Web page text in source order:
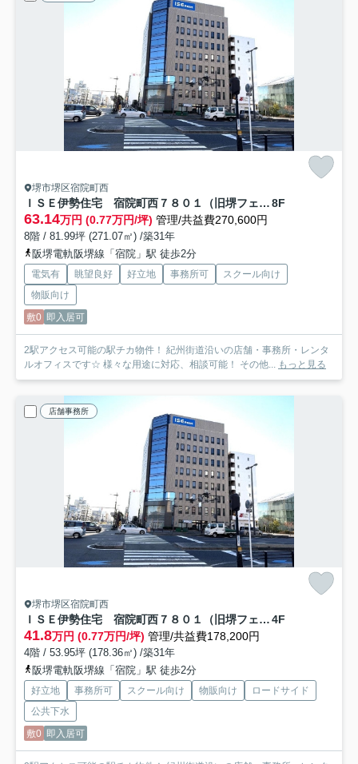
堺市堺区宿院町西
ＩＳＥ伊勢住宅 宿院町西７８０１（旧堺フェニックスビル） 8F
63.14万円 (0.77万円/坪) 管理/共益費270,600円
8階 / 81.99坪 (271.07㎡) /築31年
阪堺電軌阪堺線「宿院」駅 徒歩2分
電気有 眺望良好 好立地 事務所可
スクール向け
物販向け
敷0 即入居可
2駅アクセス可能の駅チカ物件！ 紀州街道沿いの店舗・事務所・レンタ
ルオフィスです☆ 様々な用途に対応、相談可能！ その他...
もっと見る
店舗事務所
堺市堺区宿院町西
ＩＳＥ伊勢住宅 宿院町西７８０１（旧堺フェニックスビル） 4F
41.8万円 (0.77万円/坪) 管理/共益費178,200円
4階 / 53.95坪 (178.36㎡) /築31年
阪堺電軌阪堺線「宿院」駅 徒歩2分
好立地 事務所可 スクール向け 物販向け
ロードサイド
公共下水
敷0 即入居可